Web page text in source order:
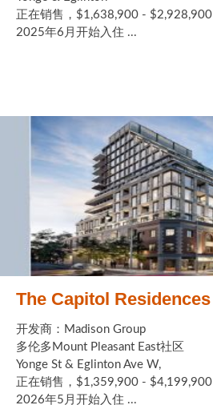
正在销售，$1,638,900 - $2,928,900
2025年6月开始入住 ...
The Capitol Residences
开发商：Madison Group
多伦多Mount Pleasant East社区
Yonge St & Eglinton Ave W,
正在销售，$1,359,900 - $4,199,900
2026年5月开始入住 ...